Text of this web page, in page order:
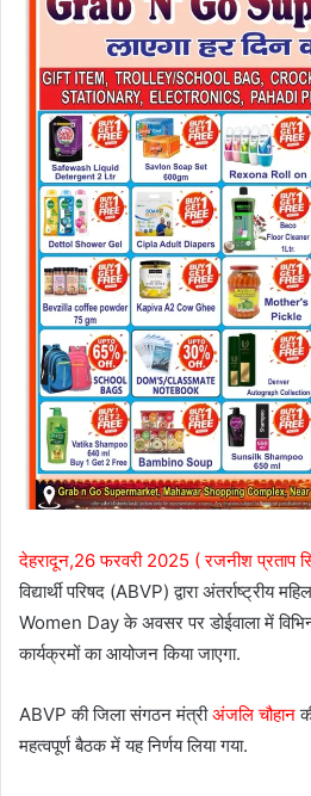
देहरादून,26 फरवरी 2025 ( रजनीश प्रताप
विद्यार्थी परिषद (ABVP) द्वारा अंतर्राष्ट्रीय
Women Day के अवसर पर डोईवाला में
कार्यक्रमों का आयोजन किया जाएगा.
ABVP की जिला संगठन मंत्रीअंजलि चौहान
महत्वपूर्ण बैठक में यह निर्णय लिया गया.